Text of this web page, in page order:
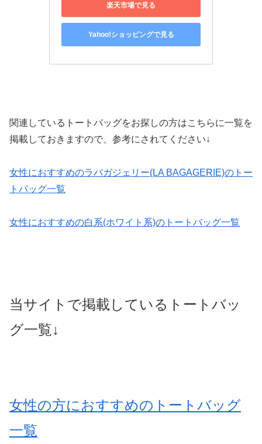
楽天市場で見る
Yahoo!ショッピングで見る
関連しているトートバッグをお探しの方はこちらに一覧を
掲載しておきますので、参考にされてください↓
女性におすすめのラバガジェリー(LA BAGAGERIE)のトー
トバッグ一覧
女性におすすめの白系(ホワイト系)のトートバッグ一覧
当サイトで掲載しているトートバッ
グ一覧↓
女性の方におすすめのトートバッグ
一覧